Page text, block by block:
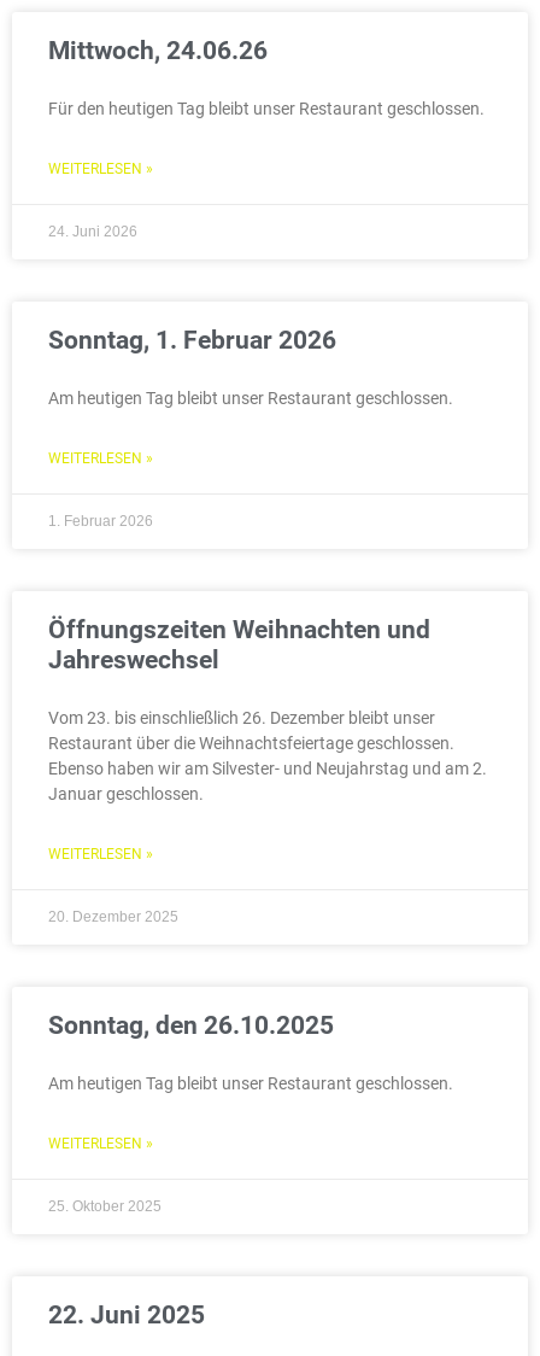
Mittwoch, 24.06.26
Für den heutigen Tag bleibt unser Restaurant geschlossen.
WEITERLESEN »
24. Juni 2026
Sonntag, 1. Februar 2026
Am heutigen Tag bleibt unser Restaurant geschlossen.
WEITERLESEN »
1. Februar 2026
Öffnungszeiten Weihnachten und
Jahreswechsel
Vom 23. bis einschließlich 26. Dezember bleibt unser
Restaurant über die Weihnachtsfeiertage geschlossen.
Ebenso haben wir am Silvester- und Neujahrstag und am 2.
Januar geschlossen.
WEITERLESEN »
20. Dezember 2025
Sonntag, den 26.10.2025
Am heutigen Tag bleibt unser Restaurant geschlossen.
WEITERLESEN »
25. Oktober 2025
22. Juni 2025